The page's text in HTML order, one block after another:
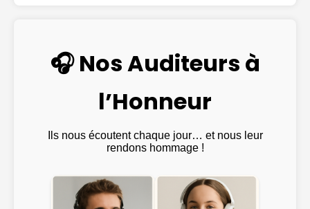
🎧 Nos Auditeurs à
l’Honneur
Ils nous écoutent chaque jour… et nous leur
rendons hommage !